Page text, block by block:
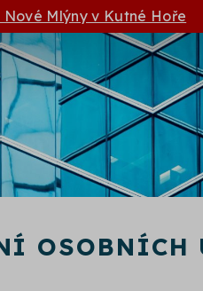
Mlýny v Kutné Hoře
OSOBNÍCH